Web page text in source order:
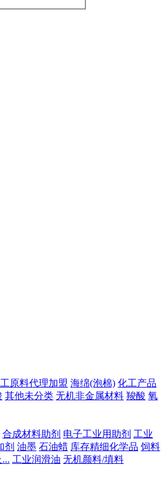
原料代理加盟 海绵(泡棉) 化工产品
其他未分类 无机非金属材料 羧酸 氧
合成材料助剂 电子工业用助剂 工业
剂 油墨 石油蜡 库存精细化学品 饲料
工业润滑油 无机颜料/填料